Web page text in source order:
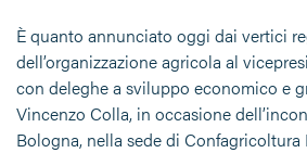
È quanto annunciato oggi dai vertici
dell’organizzazione agricola al
con deleghe a sviluppo economico e
Vincenzo Colla, in occasione
Bologna, nella sede di Confagricoltura